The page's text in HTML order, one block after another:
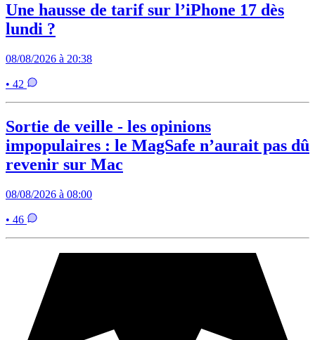
Une hausse de tarif sur l’iPhone 17 dès
lundi ?
08/08/2026 à 20:38
• 42
Sortie de veille - les opinions
impopulaires : le MagSafe n’aurait pas dû
revenir sur Mac
08/08/2026 à 08:00
• 46